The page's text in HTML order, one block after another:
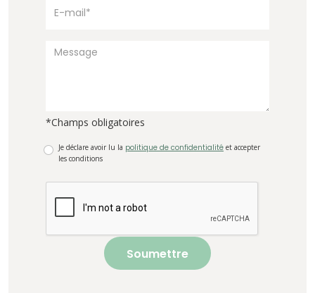
*Champs obligatoires
Je déclare avoir lu la politique de confidentialité et accepter
les conditions
Soumettre